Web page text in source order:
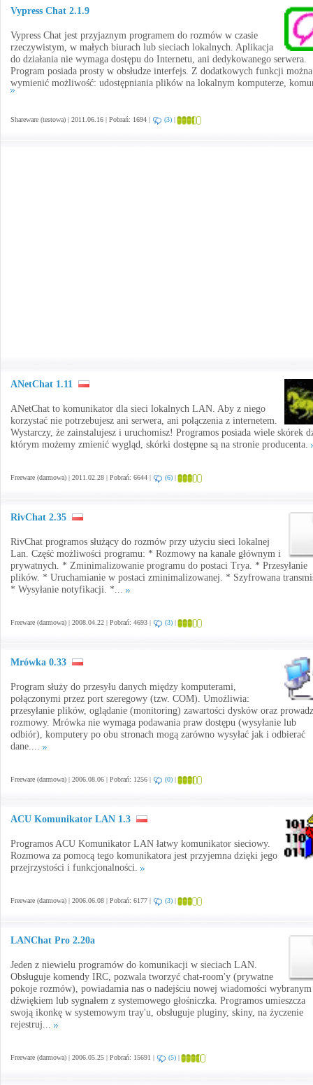
Vypress Chat 2.1.9
Vypress Chat jest przyjaznym programem do rozmów w czasie
rzeczywistym, w małych biurach lub sieciach lokalnych. Aplikacja
do działania nie wymaga dostępu do Internetu, ani dedykowanego serwera.
Program posiada prosty w obsłudze interfejs. Z dodatkowych funkcji można
wymienić możliwość: udostępniania plików na lokalnym komputerze,
Shareware (testowa) | 2011.06.16 | Pobrań: 1694 | (3) |
ANetChat 1.11
ANetChat to komunikator dla sieci lokalnych LAN. Aby z niego
korzystać nie potrzebujesz ani serwera, ani połączenia z internetem.
Wystarczy, że zainstalujesz i uruchomisz! Programos posiada wiele skórek
którym możemy zmienić wygląd, skórki dostępne są na stronie producenta.
Freeware (darmowa) | 2011.02.28 | Pobrań: 6644 | (6) |
RivChat 2.35
RivChat programos służący do rozmów przy użyciu sieci lokalnej
Lan. Część możliwości programu: * Rozmowy na kanale głównym i
prywatnych. * Zminimalizowanie programu do postaci Trya. * Przesyłanie
plików. * Uruchamianie w postaci zminimalizowanej. * Szyfrowana
* Wysyłanie notyfikacji. *...
Freeware (darmowa) | 2008.04.22 | Pobrań: 4693 | (3) |
Mrówka 0.33
Program służy do przesyłu danych między komputerami,
połączonymi przez port szeregowy (tzw. COM). Umożliwia:
przesyłanie plików, oglądanie (monitoring) zawartości dysków oraz
rozmowy. Mrówka nie wymaga podawania praw dostępu (wysyłanie lub
odbiór), komputery po obu stronach mogą zarówno wysyłać jak i odbierać
dane....
Freeware (darmowa) | 2006.08.06 | Pobrań: 1256 | (0) |
ACU Komunikator LAN 1.3
Programos ACU Komunikator LAN łatwy komunikator sieciowy.
Rozmowa za pomocą tego komunikatora jest przyjemna dzięki jego
przejrzystości i funkcjonalności.
Freeware (darmowa) | 2006.06.08 | Pobrań: 6177 | (3) |
LANChat Pro 2.20a
Jeden z niewielu programów do komunikacji w sieciach LAN.
Obsługuje komendy IRC, pozwala tworzyć chat-room'y (prywatne
pokoje rozmów), powiadamia nas o nadejściu nowej wiadomości wybranym
dźwiękiem lub sygnałem z systemowego głośniczka. Programos umieszcza
swoją ikonkę w systemowym tray'u, obsługuje pluginy, skiny, na życzenie
rejestruj...
Freeware (darmowa) | 2006.05.25 | Pobrań: 15691 | (5) |